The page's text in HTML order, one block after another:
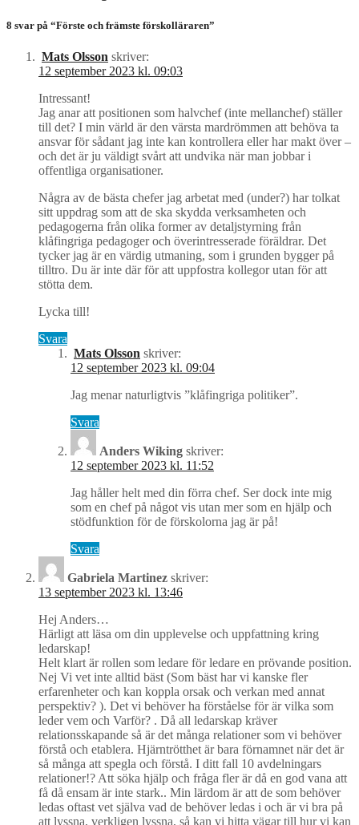
8 svar på “Förste och främste förskolläraren”
Mats Olsson skriver:
12 september 2023 kl. 09:03
Intressant!
Jag anar att positionen som halvchef (inte mellanchef) ställer
till det? I min värld är den värsta mardrömmen att behöva ta
ansvar för sådant jag inte kan kontrollera eller har makt över –
och det är ju väldigt svårt att undvika när man jobbar i
offentliga organisationer.
Några av de bästa chefer jag arbetat med (under?) har tolkat
sitt uppdrag som att de ska skydda verksamheten och
pedagogerna från olika former av detaljstyrning från
klåfingriga pedagoger och överintresserade föräldrar. Det
tycker jag är en värdig utmaning, som i grunden bygger på
tilltro. Du är inte där för att uppfostra kollegor utan för att
stötta dem.
Lycka till!
Svara
Mats Olsson skriver:
12 september 2023 kl. 09:04
Jag menar naturligtvis ”klåfingriga politiker”.
Svara
Anders Wiking skriver:
12 september 2023 kl. 11:52
Jag håller helt med din förra chef. Ser dock inte mig
som en chef på något vis utan mer som en hjälp och
stödfunktion för de förskolorna jag är på!
Svara
Gabriela Martinez skriver:
13 september 2023 kl. 13:46
Hej Anders…
Härligt att läsa om din upplevelse och uppfattning kring
ledarskap!
Helt klart är rollen som ledare för ledare en prövande position.
Nej Vi vet inte alltid bäst (Som bäst har vi kanske fler
erfarenheter och kan koppla orsak och verkan med annat
perspektiv? ). Det vi behöver ha förståelse för är vilka som
leder vem och Varför? . Då all ledarskap kräver
relationsskapande så är det många relationer som vi behöver
förstå och etablera. Hjärntrötthet är bara förnamnet när det är
så många att spegla och förstå. I ditt fall 10 avdelningars
relationer!? Att söka hjälp och fråga fler är då en god vana att
få då ensam är inte stark.. Min lärdom är att de som behöver
ledas oftast vet själva vad de behöver ledas i och är vi bra på
att lyssna, verkligen lyssna, så kan vi hitta vägar till hur vi kan